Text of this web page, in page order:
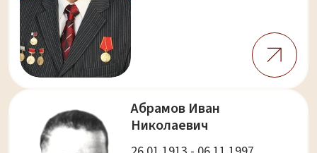
Абрамов Иван
Николаевич